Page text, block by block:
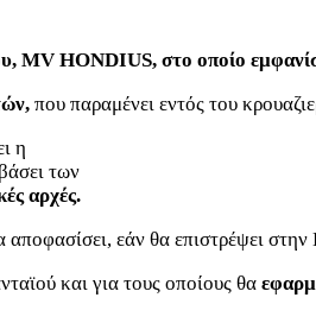
MV HONDIUS, στο οποίο
που παραμένει εντός του
η
των
αρχές.
αποφασίσει, εάν θα επιστρέψει
και για τους οποίους θα